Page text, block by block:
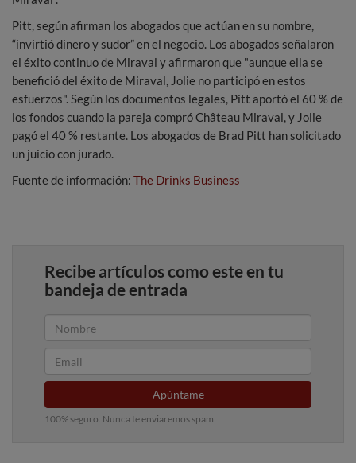
Pitt, según afirman los abogados que actúan en su nombre,
“invirtió dinero y sudor” en el negocio. Los abogados señalaron
el éxito continuo de Miraval y afirmaron que "aunque ella se
benefició del éxito de Miraval, Jolie no participó en estos
esfuerzos". Según los documentos legales, Pitt aportó el 60 % de
los fondos cuando la pareja compró Château Miraval, y Jolie
pagó el 40 % restante. Los abogados de Brad Pitt han solicitado
un juicio con jurado.
Fuente de información: The Drinks Business
Recibe artículos como este en tu
bandeja de entrada
Apúntame
100% seguro. Nunca te enviaremos spam.